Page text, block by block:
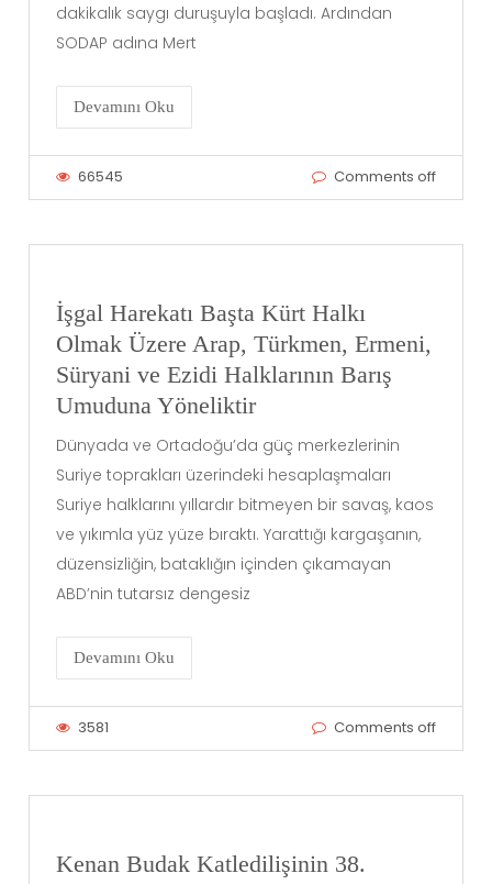
dakikalık saygı duruşuyla başladı. Ardından
SODAP adına Mert
Devamını Oku
66545 Comments off
İşgal Harekatı Başta Kürt Halkı
Olmak Üzere Arap, Türkmen, Ermeni,
Süryani ve Ezidi Halklarının Barış
Umuduna Yöneliktir
Dünyada ve Ortadoğu’da güç merkezlerinin
Suriye toprakları üzerindeki hesaplaşmaları
Suriye halklarını yıllardır bitmeyen bir savaş, kaos
ve yıkımla yüz yüze bıraktı. Yarattığı kargaşanın,
düzensizliğin, bataklığın içinden çıkamayan
ABD’nin tutarsız dengesiz
Devamını Oku
3581 Comments off
Kenan Budak Katledilişinin 38.